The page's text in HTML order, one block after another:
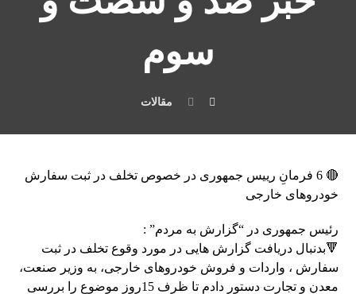
سوم
مقالات
🔴 6 فرمانِ رییس جمهوری در خصوص تخلف در ثبت سفارش
خودروهای خارجی
رئیس جمهوری در “گزارش به مردم” :
🔻بدنبال دریافت گزارش هایی در مورد وقوع تخلف در ثبت
سفارش ، واردات و فروش خودروهای خارجی، به وزیر صنعت،
معدن و تجارت دستور دادم تا ظرف 15روز موضوع را بررسی